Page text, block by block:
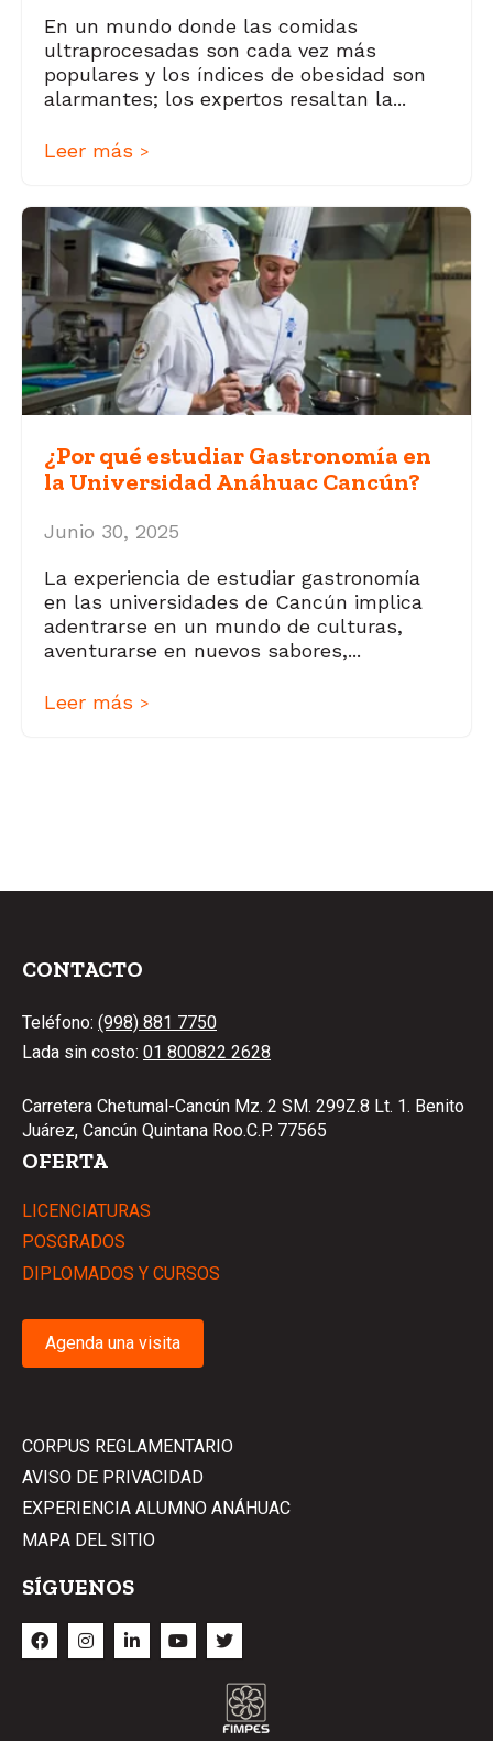
En un mundo donde las comidas
ultraprocesadas son cada vez más
populares y los índices de obesidad son
alarmantes; los expertos resaltan la...
Leer más >
¿Por qué estudiar Gastronomía en
la Universidad Anáhuac Cancún?
Junio 30, 2025
La experiencia de estudiar gastronomía
en las universidades de Cancún implica
adentrarse en un mundo de culturas,
aventurarse en nuevos sabores,...
Leer más >
CONTACTO
Teléfono: (998) 881 7750
Lada sin costo: 01 800822 2628
Carretera Chetumal-Cancún Mz. 2 SM. 299Z.8 Lt. 1. Benito
Juárez, Cancún Quintana Roo.C.P. 77565
OFERTA
LICENCIATURAS
POSGRADOS
DIPLOMADOS Y CURSOS
Agenda una visita
CORPUS REGLAMENTARIO
AVISO DE PRIVACIDAD
EXPERIENCIA ALUMNO ANÁHUAC
MAPA DEL SITIO
SÍGUENOS